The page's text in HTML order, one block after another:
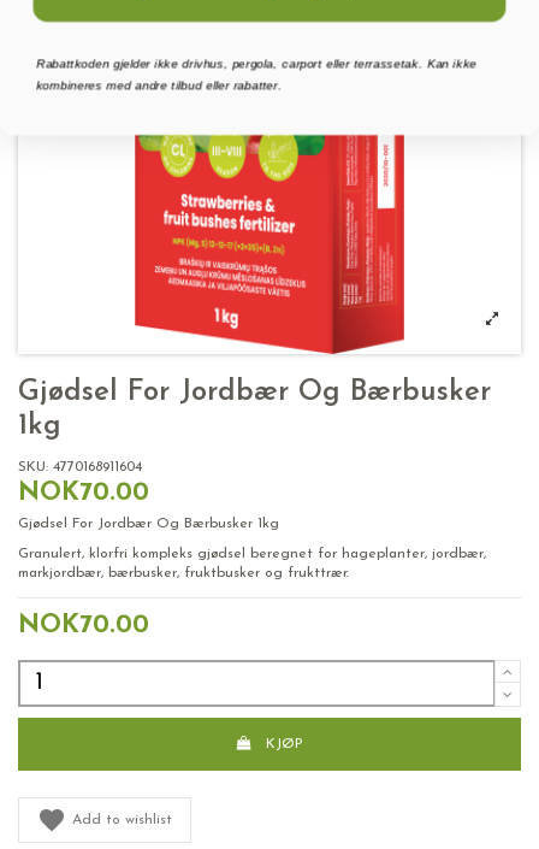
Gjødsel For Jordbær Og Bærbusker
1kg
SKU: 4770168911604
NOK70.00
Gjødsel For Jordbær Og Bærbusker 1kg
Granulert, klorfri kompleks gjødsel beregnet for hageplanter, jordbær,
markjordbær, bærbusker, fruktbusker og frukttrær.
NOK70.00
KJØP
Add to wishlist
Rabattkoden gjelder ikke drivhus, pergola, carport eller terrassetak. Kan ikke
kombineres med andre tilbud eller rabatter.